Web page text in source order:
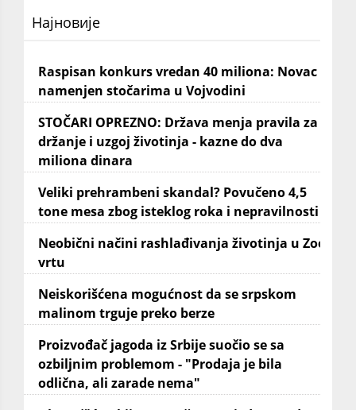
Најновије
Raspisan konkurs vredan 40 miliona: Novac
namenjen stočarima u Vojvodini
STOČARI OPREZNO: Država menja pravila za
držanje i uzgoj životinja - kazne do dva
miliona dinara
Veliki prehrambeni skandal? Povučeno 4,5
tone mesa zbog isteklog roka i nepravilnosti
Neobični načini rashlađivanja životinja u Zoo
vrtu
Neiskorišćena mogućnost da se srpskom
malinom trguje preko berze
Proizvođač jagoda iz Srbije suočio se sa
ozbiljnim problemom - "Prodaja je bila
odlična, ali zarade nema"